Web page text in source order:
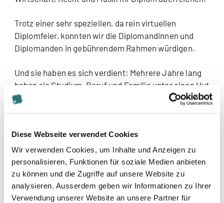
Diese Webseite verwendet Cookies
Wir verwenden Cookies, um Inhalte und Anzeigen zu
personalisieren, Funktionen für soziale Medien anbieten
zu können und die Zugriffe auf unsere Website zu
analysieren. Ausserdem geben wir Informationen zu Ihrer
Verwendung unserer Website an unsere Partner für
Trotz einer sehr speziellen, da rein virtuellen
Diplomfeier, konnten wir die Diplomandinnen und
Diplomanden in gebührendem Rahmen würdigen.
Und sie haben es sich verdient: Mehrere Jahre lang
haben sie Studium, Beruf und Familie unter einen Hut
gebracht und damit ihre Belastbarkeit und ihren
Fabio Berry, Yves Blatti, Denise Frey, Isabel Sieber
undLucien Stritmatter wurden für ihre exzellente
Abschlussarbeit ausgezeichnet.
Das Team der Kalaidos Fachhochschule gratuliert
allen Absolventinnen und Absolventen herzlich und